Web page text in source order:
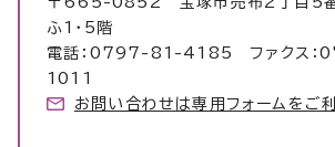
ふ1・5階
電話：0797-81-4185 ファクス
1011
お問い合わせは専用フォームをご利